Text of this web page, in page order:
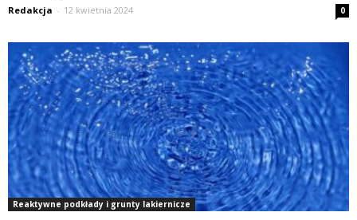
Redakcja - 12 kwietnia 2024 0
Reaktywne podkłady i grunty lakiernicze